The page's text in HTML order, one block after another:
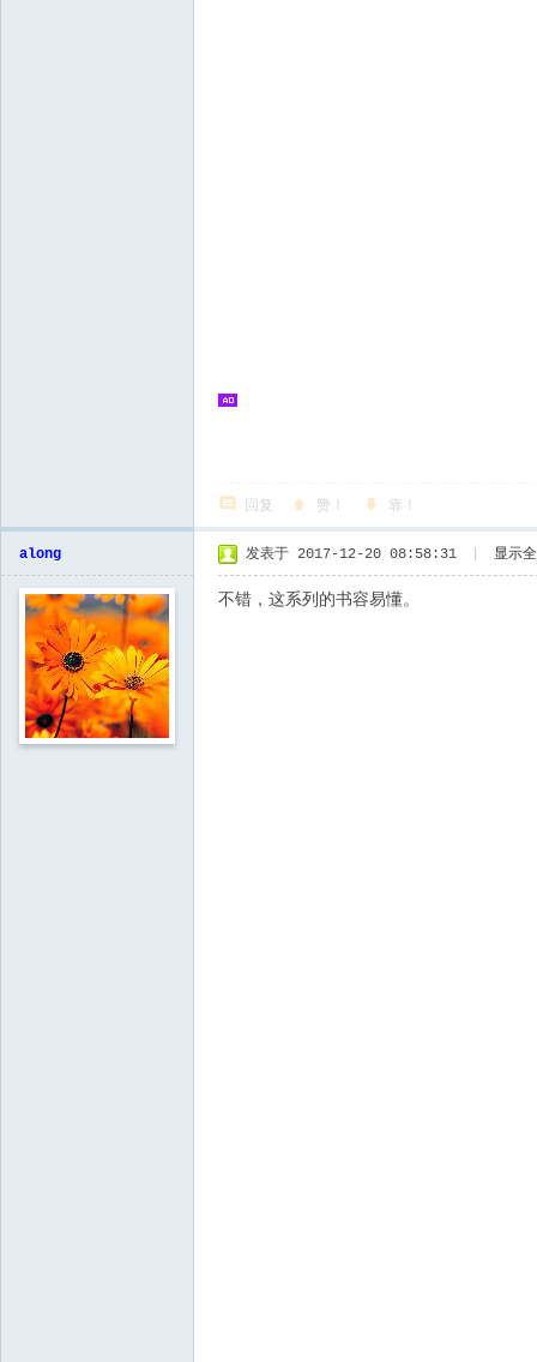
回复 赞！ 靠！
along 发表于 2017-12-20 08:58:31 显示
不错，这系列的书容易懂。